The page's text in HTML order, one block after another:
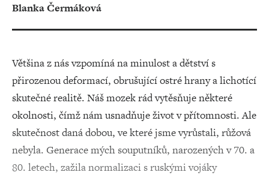
Blanka Čermáková
Většina z nás vzpomíná na minulost a dětství s
přirozenou deformací, obrušující ostré hrany a lichotící
skutečné realitě. Náš mozek rád vytěsňuje některé
okolnosti, čímž nám usnadňuje život v přítomnosti. Ale
skutečnost daná dobou, ve které jsme vyrůstali, růžová
nebyla. Generace mých souputníků, narozených v 70. a
80. letech, zažila normalizaci s ruskými vojáky